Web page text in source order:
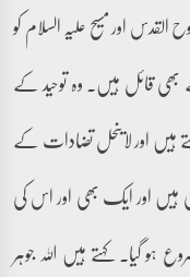
اور مسیح علیہ السلام کو
قائل ہیں۔ وہ توحید کے
ہیں اور لاینحل تضادات کے
ہیں اور ایک بھی اور اس کی
گیا۔ کہتے ہیں اللہ جوہر